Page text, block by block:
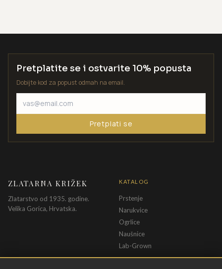
Pretplatite se i ostvarite 10% popusta
Dobijte kod za popust odmah na email.
Pretplati se
ZLATARNA KRIŽEK
Zlatarstvo od 1935. godine.
Velika Gorica, Hrvatska.
KATALOG
Prstenje
Narukvice
Ogrlice
Naušnice
Lab-Grown